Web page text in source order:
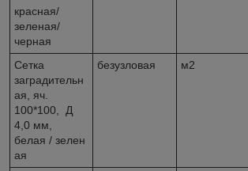
красная/
зеленая/
черная
Сетка
заградительн
ая, яч.
100*100, Д
4,0 мм,
белая / зелен
ая
безузловая м2